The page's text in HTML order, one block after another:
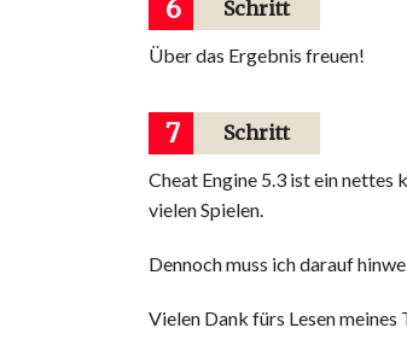
6 Schritt
Über das Ergebnis freuen!
7 Schritt
Cheat Engine 5.3 ist ein
vielen Spielen.
Dennoch muss ich darauf
Vielen Dank fürs Lesen meines